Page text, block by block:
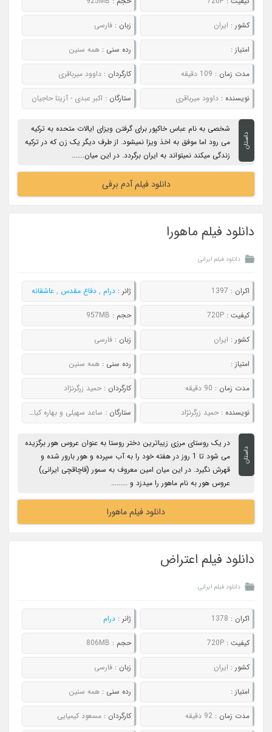
کشور : ایران زبان : فارسی
امتیاز : رده سنی : همه سنین
مدت زمان : 109 دقیقه کارگردان : داوود میرباقری
نویسنده :داوود میرباقری ستارگان : اکبر عبدی - آزیتا حاجیان
داستان
شخصی به نام عباس خاکپور برای گرفتن ویزای ایالات متحده به ترکیه
می رود اما موفق به اخذ ویزا نمیشود. از طرف دیگر یک زن که در ترکیه
زندگی میکند نمیتواند به ایران برگردد. در این میان.......
دانلود فیلم آدم برفی
دانلود فیلم ماهورا
دانلود فیلم ایرانی
اکران : 1397 ژانر : درام , دفاع مقدس , عاشقانه
کیفیت :720P حجم : 957MB
کشور : ایران زبان : فارسی
امتیاز : رده سنی : همه سنین
مدت زمان : 90 دقیقه کارگردان : حمید زرگرنژاد
نویسنده :حمید زرگرنژاد ستارگان : ساعد سهیلی و بهاره کیان افشار
داستان
در یک روستای مرزی زیباترین دختر روستا به عنوان عروس هور برگزیده
می شود تا 1 روز در هفته خود را به آب سپرده و هور بارور شده و
قهرش نگیرد. در این میان امین معروف به سمور (قاچاقچی ایرانی)
عروس هور به نام ماهور را میدزد و .........
دانلود فیلم ماهورا
دانلود فیلم اعتراض
دانلود فیلم ایرانی
اکران : 1378 ژانر : درام
کیفیت :720P حجم : 806MB
کشور : ایران زبان : فارسی
امتیاز : رده سنی : همه سنین
مدت زمان :92 دقیقه کارگردان : مسعود کیمیایی